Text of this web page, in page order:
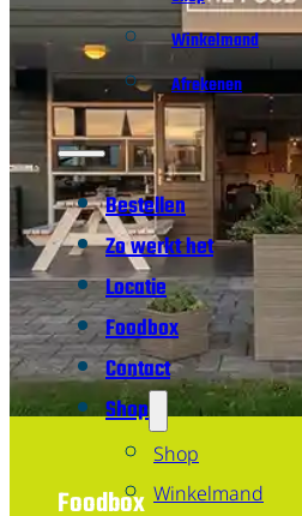
Winkelmand
Afrekenen
Bestellen
Zo werkt het
Locatie
Foodbox
Contact
Shop
Shop
Winkelmand
Foodbox